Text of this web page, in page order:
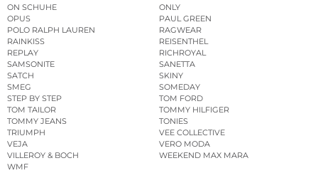
ON SCHUHE
ONLY
OPUS
PAUL GREEN
POLO RALPH LAUREN
RAGWEAR
RAINKISS
REISENTHEL
REPLAY
RICHROYAL
SAMSONITE
SANETTA
SATCH
SKINY
SMEG
SOMEDAY
STEP BY STEP
TOM FORD
TOM TAILOR
TOMMY HILFIGER
TOMMY JEANS
TONIES
TRIUMPH
VEE COLLECTIVE
VEJA
VERO MODA
VILLEROY & BOCH
WEEKEND MAX MARA
WMF